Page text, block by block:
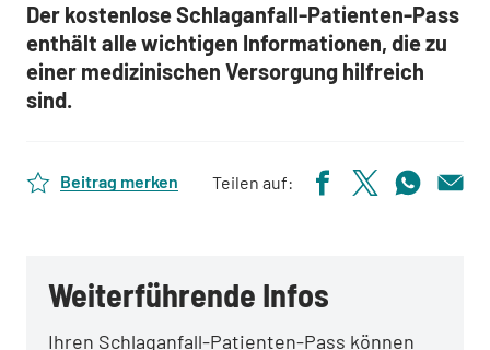
Der kostenlose Schlaganfall-Patienten-Pass
enthält alle wichtigen Informationen, die zu
einer medizinischen Versorgung hilfreich
sind.
Beitrag merken Teilen auf:
Weiterführende Infos
Ihren Schlaganfall-Patienten-Pass können